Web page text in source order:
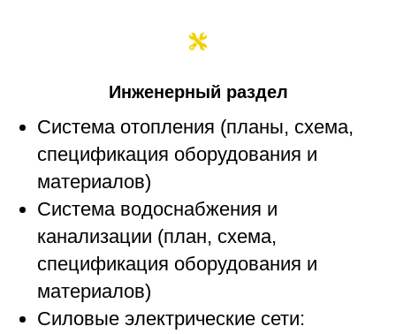
Инженерный раздел
Система отопления (планы, схема,
спецификация оборудования и
материалов)
Система водоснабжения и
канализации (план, схема,
спецификация оборудования и
материалов)
Силовые электрические сети: